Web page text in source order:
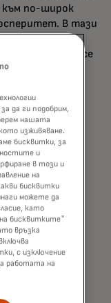
към по-широк
В тази
интелект
като се
и
на
да ги подобрим,
нашата
изживяване.
бисквитки, за
и
в този и
на
бисквитки
можете да
като
бисквитките"
връзка
с изключение
работата на